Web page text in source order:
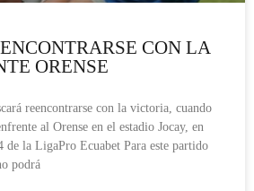
CON LA
ORENSE
reencontrarse con la victoria, cuando
al Orense en el estadio Jocay, en
de la LigaPro Ecuabet Para este partido
podrá